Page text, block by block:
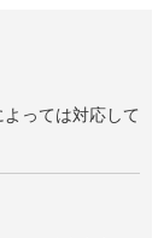
っては対応して